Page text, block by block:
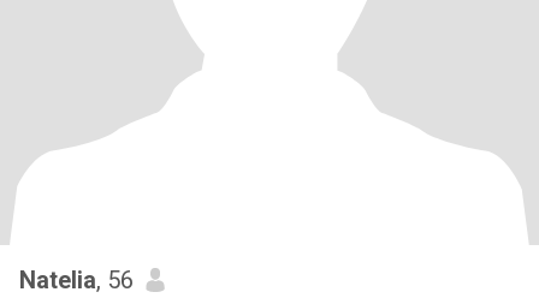
Natelia, 56